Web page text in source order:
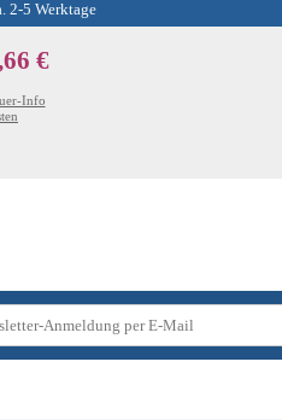
2-5 Werktage
€
Info